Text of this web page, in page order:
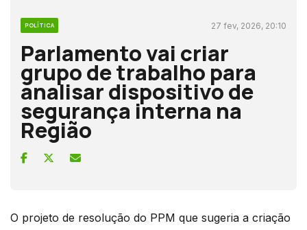
POLÍTICA 27 fev, 2026, 20:10
Parlamento vai criar
grupo de trabalho para
analisar dispositivo de
segurança interna na
Região
O projeto de resolução do PPM que sugeria a criação